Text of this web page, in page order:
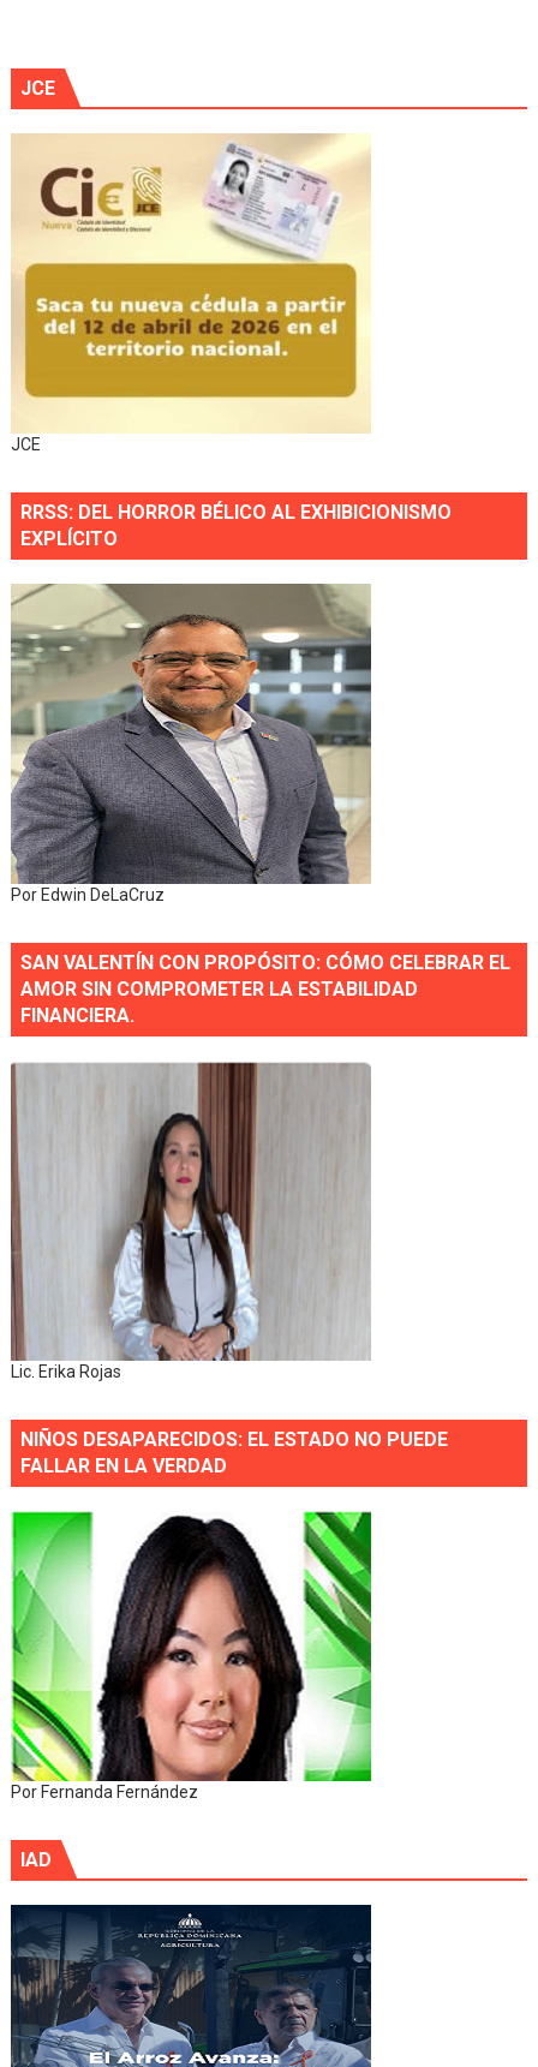
JCE
JCE
RRSS: DEL HORROR BÉLICO AL EXHIBICIONISMO
EXPLÍCITO
Por Edwin DeLaCruz
SAN VALENTÍN CON PROPÓSITO: CÓMO CELEBRAR EL
AMOR SIN COMPROMETER LA ESTABILIDAD
FINANCIERA.
Lic. Erika Rojas
NIÑOS DESAPARECIDOS: EL ESTADO NO PUEDE
FALLAR EN LA VERDAD
Por Fernanda Fernández
IAD